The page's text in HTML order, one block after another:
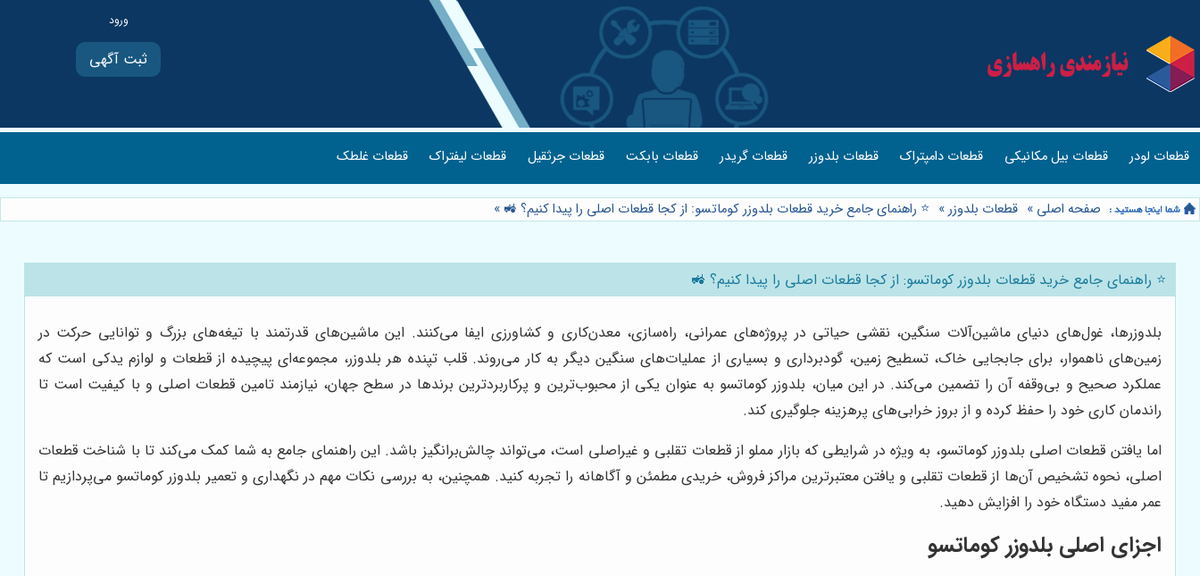
ثبت آگهی
قطعات لودر قطعات بیل مکانیکی قطعات دامپتراک قطعات بلدوزر قطعات گریدر قطعات بابکت قطعات جرثقیل قطعات لیفتراک قطعات غلطک
صفحه اصلی » قطعات بلدوزر» ⭐️ راهنمای جامع خرید قطعات بلدوزر کوماتسو: از کجا قطعات اصلی را پیدا کنیم؟ 🚜 »
⭐️ راهنمای جامع خرید قطعات بلدوزر کوماتسو: از کجا قطعات اصلی را پیدا کنیم؟ 🚜
بلدوزرها، غول‌های دنیای ماشین‌آلات سنگین، نقشی حیاتی در پروژه‌های عمرانی، راه‌سازی، معدن‌کاری و کشاورزی ایفا می‌کنند. این ماشین‌های قدرتمند با تیغه‌های بزرگ و توانایی حرکت در
زمین‌های ناهموار، برای جابجایی خاک، تسطیح زمین، گودبرداری و بسیاری از عملیات‌های سنگین دیگر به کار می‌روند. قلب تپنده هر بلدوزر، مجموعه‌ای پیچیده از قطعات و لوازم یدکی است که
عملکرد صحیح و بی‌وقفه آن را تضمین می‌کند. در این میان، بلدوزر کوماتسو به عنوان یکی از محبوب‌ترین و پرکاربردترین برندها در سطح جهان، نیازمند تامین قطعات اصلی و با کیفیت است تا
راندمان کاری خود را حفظ کرده و از بروز خرابی‌های پرهزینه جلوگیری کند.
اما یافتن قطعات اصلی بلدوزر کوماتسو، به ویژه در شرایطی که بازار مملو از قطعات تقلبی و غیراصلی است، می‌تواند چالش‌برانگیز باشد. این راهنمای جامع به شما کمک می‌کند تا با شناخت قطعات
اصلی، نحوه تشخیص آن‌ها از قطعات تقلبی و یافتن معتبرترین مراکز فروش، خریدی مطمئن و آگاهانه را تجربه کنید. همچنین، به بررسی نکات مهم در نگهداری و تعمیر بلدوزر کوماتسو می‌پردازیم تا
عمر مفید دستگاه خود را افزایش دهید.
اجزای اصلی بلدوزر کوماتسو